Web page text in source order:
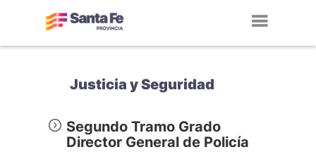
Justicia y Seguridad
Segundo Tramo Grado
Director General de Policía